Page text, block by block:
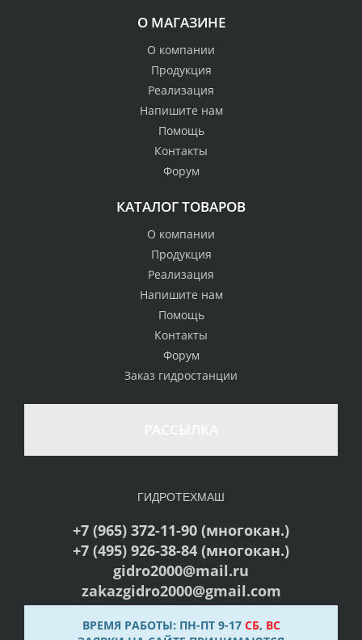
О МАГАЗИНЕ
О компании
Продукция
Реализация
Напишите нам
Помощь
Контакты
Форум
КАТАЛОГ ТОВАРОВ
О компании
Продукция
Реализация
Напишите нам
Помощь
Контакты
Форум
Заказ гидростанции
ГИДРОТЕХМАШ
+7 (965) 372-11-90 (многокан.)
+7 (495) 926-38-84 (многокан.)
gidro2000@mail.ru
zakazgidro2000@gmail.com
ВРЕМЯ РАБОТЫ: ПН-ПТ 9-17 СБ, ВС